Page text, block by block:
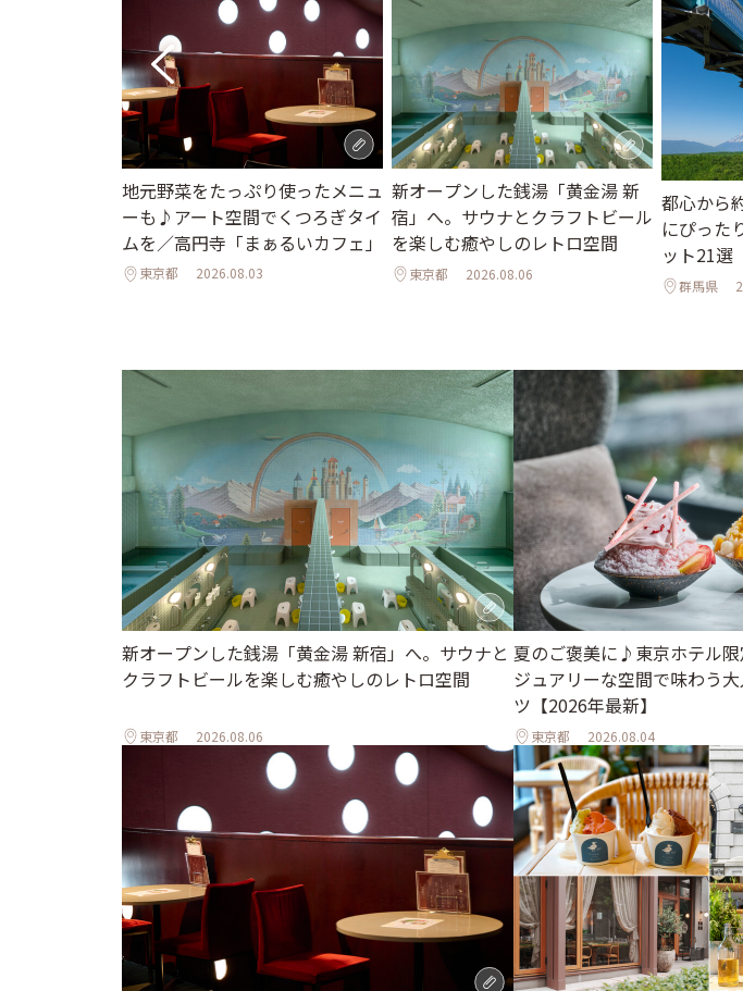
地元野菜をたっぷり使ったメニュ
ーも♪アート空間でくつろぎタイ
ムを／高円寺「まぁるいカフェ」
東京都 2026.08.03
新オープンした銭湯「黄金湯 新
宿」へ。サウナとクラフトビール
を楽しむ癒やしのレトロ空間
東京都 2026.08.06
都心から
にぴった
ット21選
群馬県
新オープンした銭湯「黄金湯 新宿」へ。サウナと
クラフトビールを楽しむ癒やしのレトロ空間
東京都 2026.08.06
夏のご褒美に♪東京ホテル
ジュアリーな空間で味わう
ツ【2026年最新】
東京都 2026.08.04